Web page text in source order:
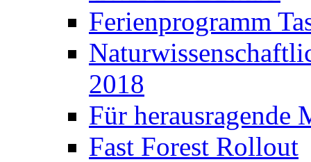
Ferienprogramm
2018
Für herausragende
Fast Forest Rollout